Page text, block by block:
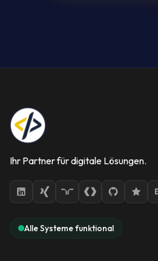
Ihr Partner für digitale Lösungen.
Alle Systeme funktional